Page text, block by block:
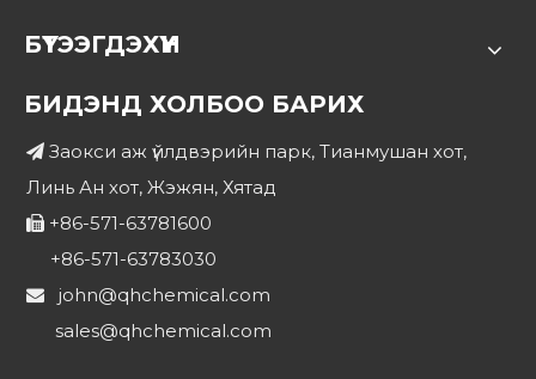
БҮТЭЭГДЭХҮҮН
БИДЭНД ХОЛБОО БАРИХ
 Заокси аж үйлдвэрийн парк, Тианмушан хот,
Линь Ан хот, Жэжян, Хятад
 +86-571-63781600
+86-571-63783030

john@qhchemical.com
sales@qhchemical.com